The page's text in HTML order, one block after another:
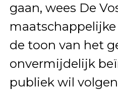
gaan, wees De
de toon van het
onvermijdelijk
publiek wil